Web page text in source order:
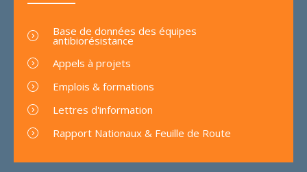
Base de données des équipes
antibiorésistance
Appels à projets
Emplois & formations
Lettres d'information
Rapport Nationaux & Feuille de Route